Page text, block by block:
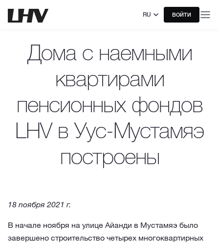
RU ВОЙТИ
Дома с наемными
квартирами
пенсионных фондов
LHV в Уус-Мустамяэ
построены
18 noября 2021 г.
В начале ноября на улице Айанди в Мустамяэ было
завершено строительство четырех многоквартирных